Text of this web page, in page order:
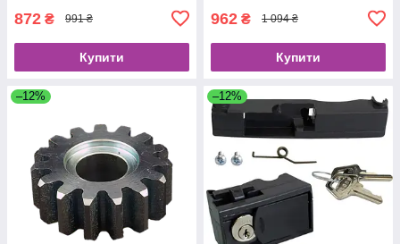
872 ₴ 991 ₴
Купити
962 ₴ 1 094 ₴
Купити
–12% –12%